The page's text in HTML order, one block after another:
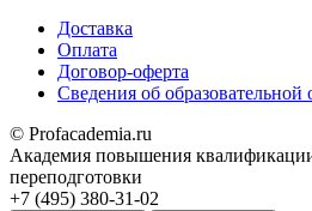
Доставка
Оплата
Договор-оферта
Сведения об образовательной
© Profacademia.ru
Академия повышения
переподготовки
+7 (495) 380-31-02